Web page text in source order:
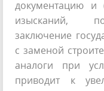
документацию и
изысканий,
заключение
с заменой
аналоги при
приводит к